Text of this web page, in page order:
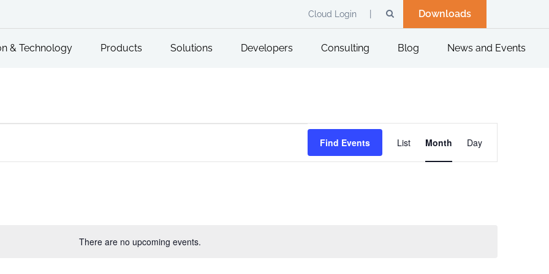
Downloads
Cloud Login
& Technology Products Solutions Developers Consulting Blog News and Events
There are no upcoming events.
Find Events
Views
Navigation
List Month Day